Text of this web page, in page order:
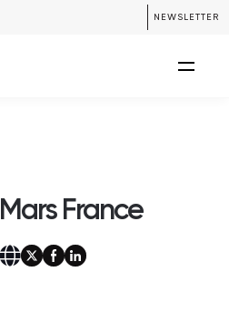
NEWSLETTER
Mars France